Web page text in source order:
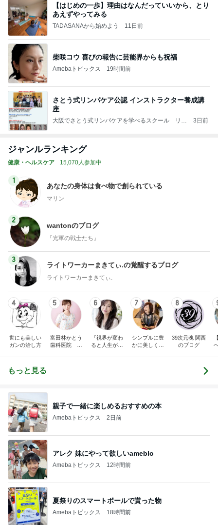
【はじめの一歩】理由はなんだっていいから、とり
あえずやってみる
TADASANAから始めよう 11日前
柴咲コウ 喜びの報告に芸能界からも祝福
Amebaトピックス 19時間前
さとう式リンパケア公認 インストラクター養成講
座
大阪でさとう式リンパケアを学べるスクール リバ
3日前
ジャンルランキング
健康・ヘルスケア 15,070人参加中
1
あなたの身体は食べ物で創られている
マリン
2
wantonのブログ
『光軍の戦士たち』
3
ライトワーカーまきてぃ.の覚醒するブログ
ライトワーカーまきてぃ.
4
世にも美しい
ガンの治し方
5
富田林かとう
歯科医院 み
6
『視界が変わ
ると人生が変
7
シンプルに豊
かに美しく自
8
39次元魂 関西
のブログ
もっと見る
親子で一緒に楽しめるおすすめの本
Amebaトピックス 2日前
アレク 妹にやって欲しいameblo
Amebaトピックス 12時間前
夏祭りのスマートボールで貰った物
Amebaトピックス 18時間前